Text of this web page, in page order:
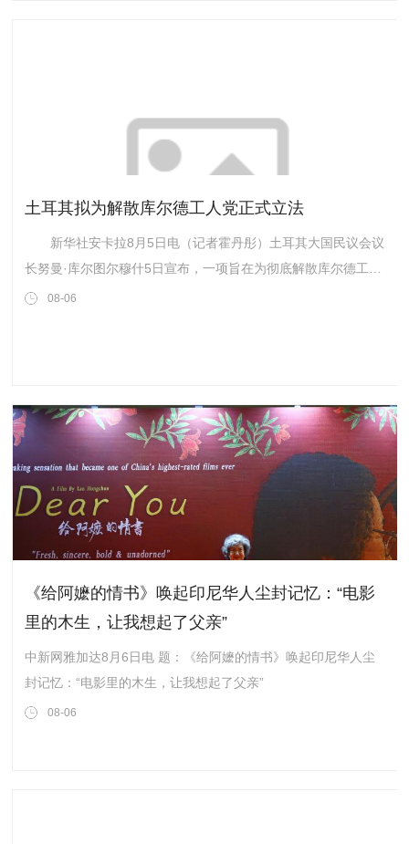
土耳其拟为解散库尔德工人党正式立法
新华社安卡拉8月5日电（记者霍丹彤）土耳其大国民议会议
长努曼·库尔图尔穆什5日宣布，一项旨在为彻底解散库尔德工人
党及其武装奠定法律基础的法案草案已正式提交议会。 据土
08-06
《给阿嬷的情书》唤起印尼华人尘封记忆：“电影
里的木生，让我想起了父亲”
中新网雅加达8月6日电 题：《给阿嬷的情书》唤起印尼华人尘
封记忆：“电影里的木生，让我想起了父亲”
08-06